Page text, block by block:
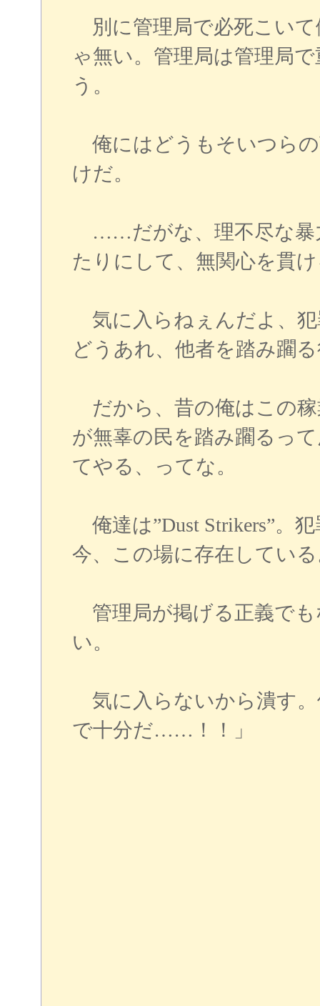
別に管理局で必死こい
ゃ無い。管理局は管理局
う。
俺にはどうもそいつらの
けだ。
……だがな、理不尽な暴
たりにして、無関心を貫
気に入らねぇんだよ、
どうあれ、他者を踏み躙
だから、昔の俺はこの稼
が無辜の民を踏み躙るっ
てやる、ってな。
俺達は”Dust Strikers”。
今、この場に存在してい
管理局が掲げる正義でも
い。
気に入らないから潰す
で十分だ……！！」